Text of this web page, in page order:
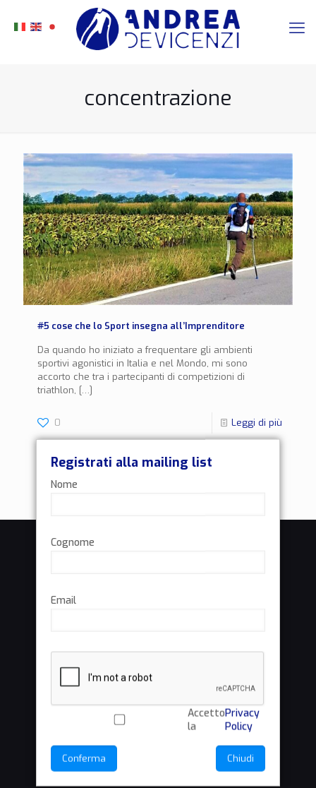
concentrazione
#5 cose che lo Sport insegna all’Imprenditore
Da quando ho iniziato a frequentare gli ambienti
sportivi agonistici in Italia e nel Mondo, mi sono
accorto che tra i partecipanti di competizioni di
triathlon, […]
0 Leggi di più
Registrati alla mailing list
Nome
Cognome
Email
Accetto
la
Privacy
Policy
Conferma Chiudi